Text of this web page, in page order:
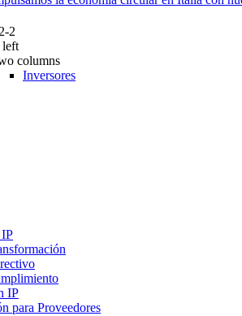
2
left
columns
Inversores
IP
para Proveedores